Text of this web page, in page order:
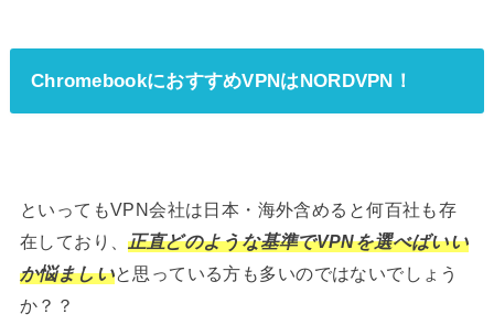
ChromebookにおすすめVPNはNORDVPN！
といってもVPN会社は日本・海外含めると何百社も存
在しており、正直どのような基準でVPNを選べばいい
か悩ましいと思っている方も多いのではないでしょう
か？？